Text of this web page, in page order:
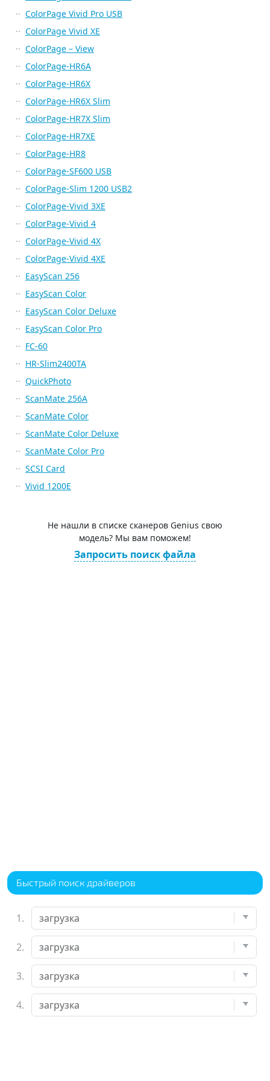
ColorPage Vivid Pro USB
ColorPage Vivid XE
ColorPage – View
ColorPage-HR6A
ColorPage-HR6X
ColorPage-HR6X Slim
ColorPage-HR7X Slim
ColorPage-HR7XE
ColorPage-HR8
ColorPage-SF600 USB
ColorPage-Slim 1200 USB2
ColorPage-Vivid 3XE
ColorPage-Vivid 4
ColorPage-Vivid 4X
ColorPage-Vivid 4XE
EasyScan 256
EasyScan Color
EasyScan Color Deluxe
EasyScan Color Pro
FC-60
HR-Slim2400TA
QuickPhoto
ScanMate 256A
ScanMate Color
ScanMate Color Deluxe
ScanMate Color Pro
SCSI Card
Vivid 1200E
Не нашли в списке сканеров Genius свою
модель? Мы вам поможем!
Запросить поиск файла
Быстрый поиск драйверов
1.
2.
3.
4.